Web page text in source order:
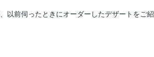
以前伺ったときにオーダーしたデザートをご紹